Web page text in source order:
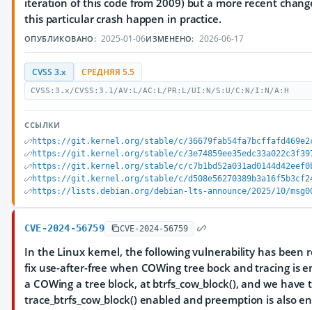
iteration of this code from 2009) but a more recent
this particular crash happen in practice.
ОПУБЛИКОВАНО: 2025-01-06ИЗМЕНЕНО: 2026-06-17
CVSS 3.x СРЕДНЯЯ 5.5
CVSS:3.x/CVSS:3.1/AV:L/AC:L/PR:L/UI:N/S:U/C:N/I:N/A:H
ССЫЛКИ
https://git.kernel.org/stable/c/
https://git.kernel.org/stable/c/
https://git.kernel.org/stable/c/
https://git.kernel.org/stable/c/
https://lists.debian.org/debian-lts-announce/2025/10/
CVE-2024-56759 CVE-2024-56759
In the Linux kernel, the following vulnerability has been
fix use-after-free when COWing tree bock and tracing is
a COWing a tree block, at btrfs_cow_block(), and we
trace_btrfs_cow_block() enabled and preemption is also